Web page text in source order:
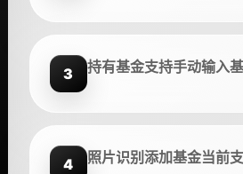
3 持有基金支持手动输入
4 照片识别添加基金当前